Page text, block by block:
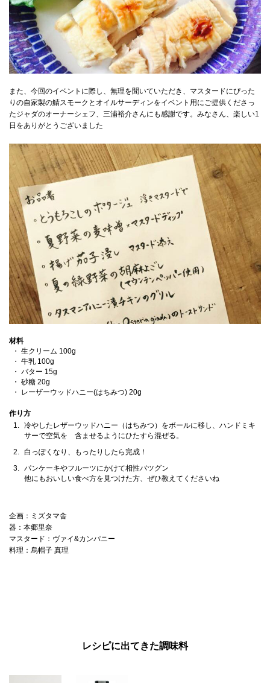
また、今回のイベントに際し、無理を聞いていただき、マスタードにぴった
りの自家製の鯖スモークとオイルサーディンをイベント用にご提供くださっ
たジャダのオーナーシェフ、三浦裕介さんにも感謝です。みなさん、楽しい1
日をありがとうございました
材料
生クリーム 100g
牛乳 100g
バター 15g
砂糖 20g
レーザーウッドハニー(はちみつ) 20g
作り方
冷やしたレザーウッドハニー（はちみつ）をボールに移し、ハンドミキ
サーで空気を 含ませるようにひたすら混ぜる。
白っぽくなり、もったりしたら完成！
パンケーキやフルーツにかけて相性バツグン
他にもおいしい食べ方を見つけた方、ぜひ教えてくださいね
企画：ミズタマ舎
器：本郷里奈
マスタード：ヴァイ&カンパニー
料理：烏帽子 真理
レシピに出てきた調味料